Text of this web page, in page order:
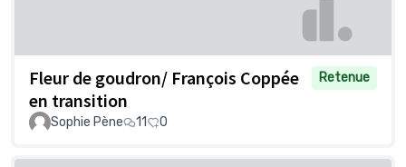
Fleur de goudron/ François Coppée
en transition
Retenue
Sophie Pène 11 0